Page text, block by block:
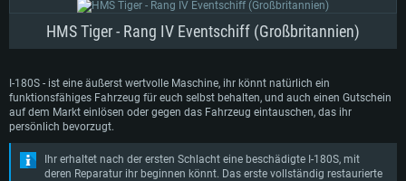
HMS Tiger - Rang IV Eventschiff (Großbritannien)
I-180S - ist eine äußerst wertvolle Maschine, ihr könnt natürlich ein
funktionsfähiges Fahrzeug für euch selbst behalten, und auch einen Gutschein
auf dem Markt einlösen oder gegen das Fahrzeug eintauschen, das ihr
persönlich bevorzugt.
Ihr erhaltet nach der ersten Schlacht eine beschädigte I-180S, mit
deren Reparatur ihr beginnen könnt. Das erste vollständig restaurierte